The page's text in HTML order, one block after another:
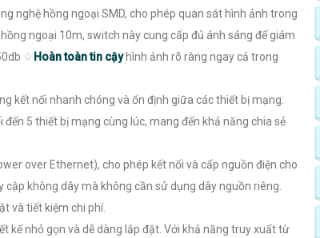
nghệ hồng ngoại SMD, cho phép quan sát hình ảnh trong
ngoại 10m, switch này cung cấp đủ ánh sáng để giám
♢ Hoàn toàn tin cậyhình ảnh rõ ràng ngay cả trong
kết nối nhanh chóng và ổn định giữa các thiết bị mạng.
5 thiết bị mạng cùng lúc, mang đến khả năng chia sẻ
over Ethernet), cho phép kết nối và cấp nguồn điện cho
không dây mà không cần sử dụng dây nguồn riêng.
và tiết kiệm chi phí.
kế nhỏ gọn và dễ dàng lắp đặt. Với khả năng truy xuất từ